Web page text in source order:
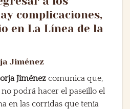
complicaciones,
en La Línea de la
Jiménez
Jiménez comunica que,
podrá hacer el paseíllo el
en las corridas que tenía